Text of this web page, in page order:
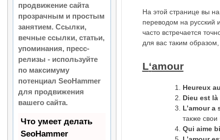
На этой странице вы
переводом на русский
часто встречается
для вас таким
L‘amour
Heureux
Dieu est
L’amour
также свои
Qui aime
продвижение сайта
прозрачным и простым
занятием. Ссылки,
вечные ссылки, статьи,
упоминания, пресс-
релизы - используйте
по максимуму
потенциал SeoHammer
для продвижения
вашего сайта.
Что умеет делать
SeoHammer